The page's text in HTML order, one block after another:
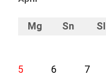
Mg Sn Sl
5
6 7